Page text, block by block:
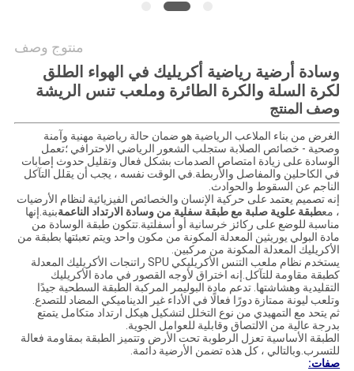
منتوج وصف
وسادة أرضية رياضية أكريليك في الهواء الطلق
لكرة السلة والكرة الطائرة وملعب تنس الريشة
وصف المنتج
الغرض من بناء الملاعب الرياضية هو ضمان حالة رياضية مهنية وآمنة
وصحية - خصائص الصلابة ستجلب الشعور الرياضي الاحترافي ؛تعمل
الوسادة على زيادة امتصاص الصدمات بشكل فعال وتقليل حدوث إصابات
في الكاحلين والمفاصل والأربطة.في الوقت نفسه ، يجب أن يقلل التآكل
الناجم عن السقوط والحوادث.
إنه تصميم يعتمد على حركية الإنسان والخصائص الفيزيائية لنظام الأرضيات
، معطبقة علوية صلبة مع طبقة سفلية من وسادة الارتداد الناعمةبنية.إنها
مناسبة للوضع على ركائز خرسانية أو أسفلتية.تتكون طبقة الوسادة من
مادة البولي يوريثين المعدلة المكونة من مكون واحد ويتم تعبئتها بطبقة من
الأكريليك المعدلة المكونة من مركبين.
يستخدم نظام ملعب التنس الأكريليكي SPU راتنجات الأكريليك المعدلة
كطبقة مقاومة للتآكل.إنه اختراق لأوجه القصور في مادة الأكريليك
التقليدية وهشاشتها. تدعم مادة البوليمر المركبة الطبقة السطحية جيدًا
وتلعب ليونة ممتازة دورًا فعالًا في الأداء غير الديناميكي المضاد للتصدع.
ثم يتحد مع التمهيدي من نوع التخلل لتشكيل هيكل ارتداد متكامل يتمتع
بدرجة عالية من الالتصاق وقابلية للعوامل الجوية.
الطبقة الأساسية تعزل الرطوبة تحت الأرض وتتميز الطبقة بمقاومة فعالة
للتسرب.وبالتالي ، كل هذه تضمن الأرضية دائمة.
صفات: